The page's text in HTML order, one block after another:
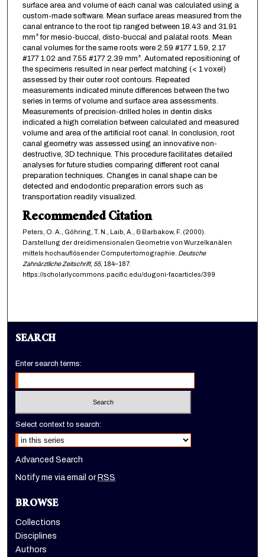
surface area and volume of each canal was calculated using a
custom-made software. Mean surface areas measured from the
canal entrance to the root tip ranged between 18.43 and 31.91
mm³ for mesio-buccal, disto-buccal and palatal roots. Mean
canal volumes for the same roots were 2.59 #177 1.59, 2.17
#177 1.02 and 7.55 #177 2.39 mm³. Automated repositioning of
the specimens resulted in near perfect matching (< 1 voxel)
assessed by their outer root contours. Repeated
measurements indicated minute differences between the two
series in terms of volume and surface area assessments.
Measurements of precision-drilled holes in dentin disks
indicated a high correlation between calculated and measured
volume and area of the artificial root canal. In conclusion, root
canal geometry was assessed using an innovative non-
destructive, 3D technique. This procedure facilitates detailed
analyses for future studies comparing different root canal
preparation techniques. Changes in canal shape can be
detected and endodontic preparation errors such as
transportation readily visualized.
Recommended Citation
Peters, O. A., Göhring, T. N., Laib, A., & Barbakow, F. (2000).
Darstellung der dreidimensionalen Geometrie von Wurzelkanälen
mittels hochauflösender Computertomographie. Deutsche
Zahnärztliche Zeitschrift, 55, 184–187.
https://scholarlycommons.pacific.edu/dugoni-facarticles/399
SEARCH
Enter search terms:
Select context to search:
Advanced Search
Notify me via email orRSS
BROWSE
Collections
Disciplines
Authors